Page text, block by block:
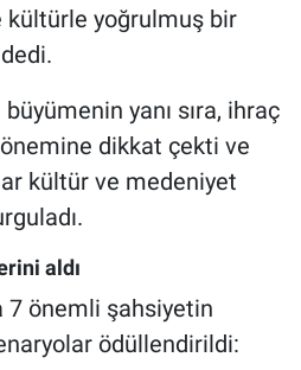
kültürle yoğrulmuş bir
yanı sıra, ihraç
dikkat çekti ve
kültür ve medeniyet
aldı
7 önemli şahsiyetin
ödüllendirildi: